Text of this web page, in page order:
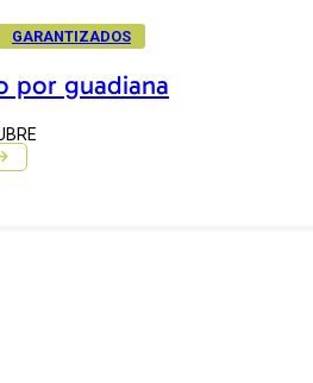
GARANTIZADOS
por guadiana